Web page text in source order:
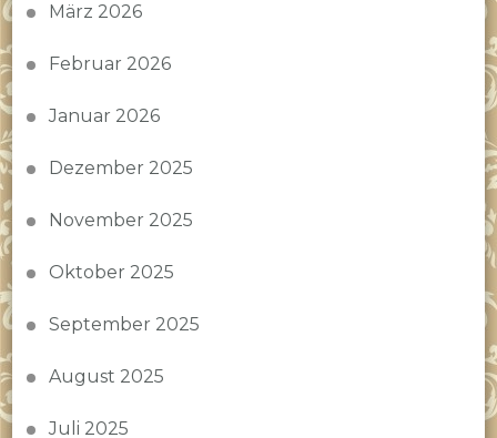
März 2026
Februar 2026
Januar 2026
Dezember 2025
November 2025
Oktober 2025
September 2025
August 2025
Juli 2025